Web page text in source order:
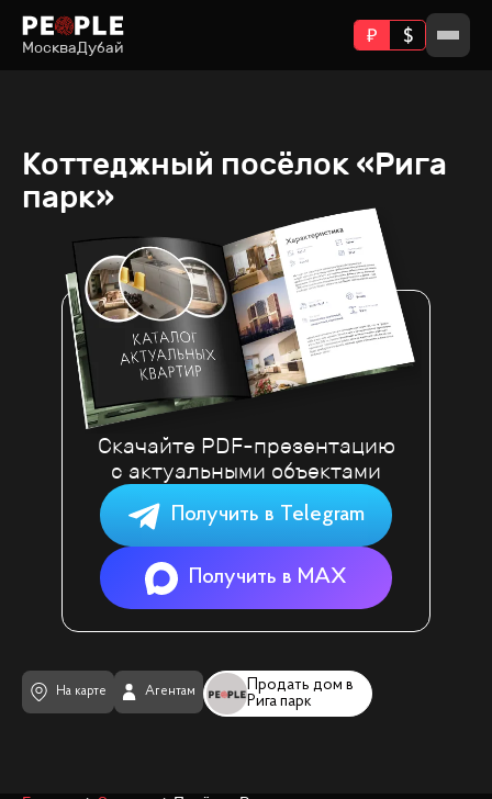
МоскваДубай
Коттеджный посёлок «Рига
парк»
Продать дом в
Рига парк
На карте Агентам
Скачайте PDF-презентацию
с актуальными объектами
Получить в Telegram
Получить в MAX